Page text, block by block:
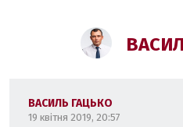
ВАСИЛЬ ГАЦЬКО
19 квітня 2019, 20:57